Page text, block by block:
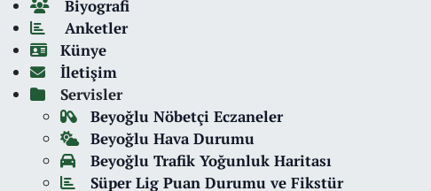
Biyografi
Anketler
Künye
İletişim
Servisler
Beyoğlu Nöbetçi Eczaneler
Beyoğlu Hava Durumu
Beyoğlu Trafik Yoğunluk Haritası
Süper Lig Puan Durumu ve Fikstür